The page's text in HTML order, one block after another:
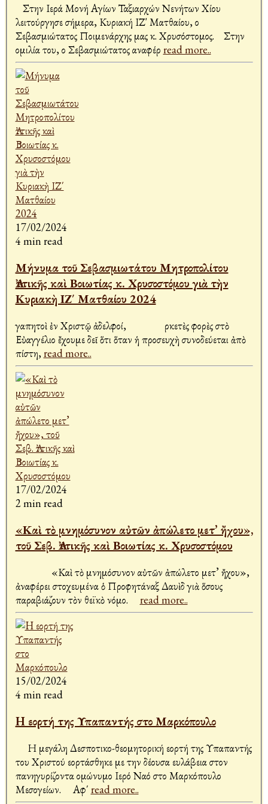
Στην Ιερά Μονή Αγίων Ταξιαρχών Νενήτων Χίου
λειτούργησε σήμερα, Κυριακή ΙΖ' Ματθαίου, ο
Σεβασμιώτατος Ποιμενάρχης μας κ. Χρυσόστομος. Στην
ομιλία του, ο Σεβασμιώτατος αναφέρ read more..
17/02/2024
4 min read
Μήνυμα τοῦ Σεβασμιωτάτου Μητροπολίτου
Ἀττικῆς καὶ Βοιωτίας κ. Χρυσοστόμου γιὰ τὴν
Κυριακὴ ΙΖ΄ Ματθαίου 2024
Ἀγαπητοὶ ἐν Χριστῷ ἀδελφοί, Ἀρκετὲς φορὲς στὸ
Εὐαγγέλιο ἔχουμε δεῖ ὅτι ὅταν ἡ προσευχὴ συνοδεύεται ἀπὸ
πίστη,read more..
17/02/2024
2 min read
«Καὶ τὸ μνημόσυνον αὐτῶν ἀπώλετο μετ’ ἤχου»,
τοῦ Σεβ. Ἀττικῆς καὶ Βοιωτίας κ. Χρυσοστόμου
«Καὶ τὸ μνημόσυνον αὐτῶν ἀπώλετο μετ’ ἤχου»,
ἀναφέρει στοχευμένα ὁ Προφητάναξ Δαυὶδ γιὰ ὅσους
read more..
15/02/2024
4 min read
H εορτή της Υπαπαντής στο Μαρκόπουλο
Η μεγάλη Δεσποτικο-θεομητορική εορτή της Υπαπαντής
του Χριστού εορτάσθηκε με την δέουσα ευλάβεια στον
πανηγυρίζοντα ομώνυμο Ιερό Ναό στο Μαρκόπουλο
Μεσογείων. Αφ΄ read more..